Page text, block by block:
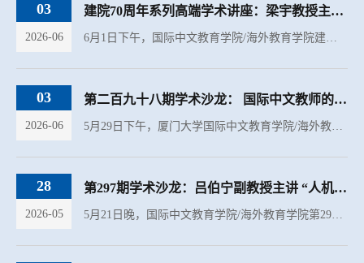
03
2026-06
建院70周年系列高端学术讲座：梁宇教授主讲“人工智能+国际中文教育的目标定位与行...
6月1日下午，国际中文教育学院/海外教育学院建院70周年系列高端学术讲座暨名家讲坛系列讲座第四十八讲在翔安校区坤銮楼C104举行。本期讲座邀请北京语言大学教授、博士生导师梁宇担任主讲，主题为《“人工智能+国...
03
2026-06
第二百九十八期学术沙龙： 国际中文教师的教材观：从论文解读到研究写作启发
5月29日下午，厦门大学国际中文教育学院/海外教育学院第298期学术沙龙在翔安校区坤銮楼C104举行。本期学术沙龙邀请到学院李诺恩老师为同学们带来题为《国际中文教师的教材观：从论文解读到研究写作启发》的专题讲...
28
2026-05
第297期学术沙龙：吕伯宁副教授主讲 “人机对话系统赋能国际中文词汇学习”
5月21日晚，国际中文教育学院/海外教育学院第297期学术沙龙在坤銮楼C104举行。本期沙龙邀请学院吕伯宁副教授担任主讲，主题为《人机对话系统赋能国际中文词汇学习：行为模式与学习效果》。本次讲座基于世界汉语教...